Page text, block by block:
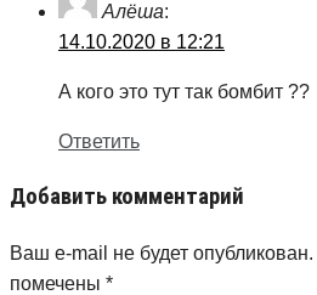
Алёша:
14.10.2020 в 12:21
А кого это тут так бомбит ??
Ответить
Добавить комментарий
Ваш e-mail не будет опубликован.
помечены *